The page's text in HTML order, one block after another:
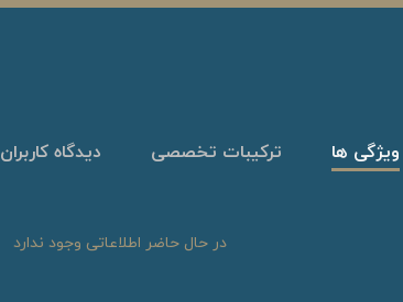
ویژگی ها ترکیبات تخصصی دیدگاه کاربران
در حال حاضر اطلاعاتی وجود ندارد